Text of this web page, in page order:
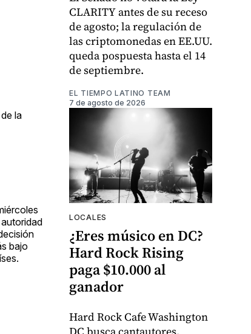
la
bajo
CLARITY antes de su receso
de agosto; la regulación de
las criptomonedas en EE.UU.
queda pospuesta hasta el 14
de septiembre.
EL TIEMPO LATINO TEAM
7 de agosto de 2026
LOCALES
¿Eres músico en DC?
Hard Rock Rising
paga $10.000 al
ganador
Hard Rock Cafe Washington